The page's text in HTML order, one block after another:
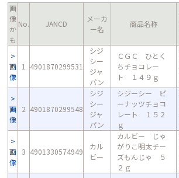
画
像
か
も
No. JANCD
メーカ
ー名
商品名称
画
像
1 4901870299531
シジ
シー
ジャ
パン
ＣＧＣ ひとく
ちチョコレー
ト １４９ｇ
画
像
2 4901870299548
シジ
シー
ジャ
パン
シジーシー ピ
ーナッツチョコ
レート １５２
ｇ
画
像
3 4901330574949
カル
ビー
カルビー じゃ
がりこ明太チー
ズもんじゃ ５
２ｇ